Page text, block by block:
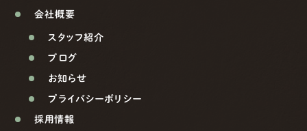
会社概要
スタッフ紹介
ブログ
お知らせ
プライバシーポリシー
採用情報